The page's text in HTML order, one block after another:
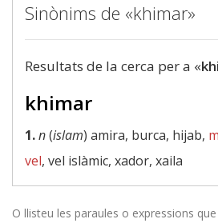
Sinònims de «khimar»
Resultats de la cerca per a «
khimar
1.n(islam) amira, burca, hijab,
vel, vel islàmic, xador, xaila
O llisteu les paraules o expressions